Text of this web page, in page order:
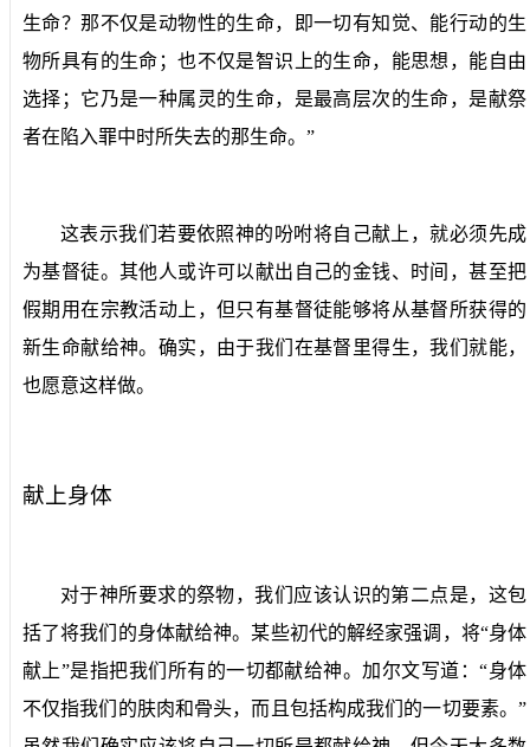
生命？那不仅是动物性的生命，即一切有知觉、能行动的生
物所具有的生命；也不仅是智识上的生命，能思想，能自由
选择；它乃是一种属灵的生命，是最高层次的生命，是献祭
者在陷入罪中时所失去的那生命。”
这表示我们若要依照神的吩咐将自己献上，就必须先成
为基督徒。其他人或许可以献出自己的金钱、时间，甚至把
假期用在宗教活动上，但只有基督徒能够将从基督所获得的
新生命献给神。确实，由于我们在基督里得生，我们就能，
也愿意这样做。
献上身体
对于神所要求的祭物，我们应该认识的第二点是，这包
括了将我们的身体献给神。某些初代的解经家强调，将“身体
献上”是指把我们所有的一切都献给神。加尔文写道：“身体
不仅指我们的肤肉和骨头，而且包括构成我们的一切要素。”